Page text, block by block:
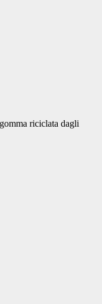
riciclata dagli